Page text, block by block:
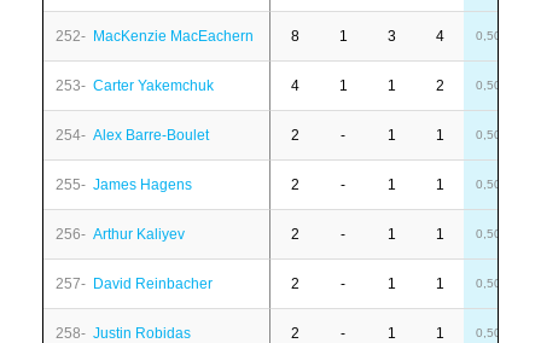
252- MacKenzie MacEachern 8 1 3 4 0,50
253- Carter Yakemchuk 4 1 1 2 0,50
254- Alex Barre-Boulet 2 - 1 1 0,50
255- James Hagens 2 - 1 1 0,50
256- Arthur Kaliyev 2 - 1 1 0,50
257- David Reinbacher 2 - 1 1 0,50
258- Justin Robidas 2 - 1 1 0,50